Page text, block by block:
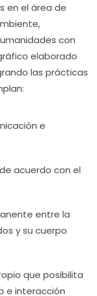
en el área de
con
elaborado
las prácticas
e
acuerdo con el
entre la
y su cuerpo
que posibilita
e interacción